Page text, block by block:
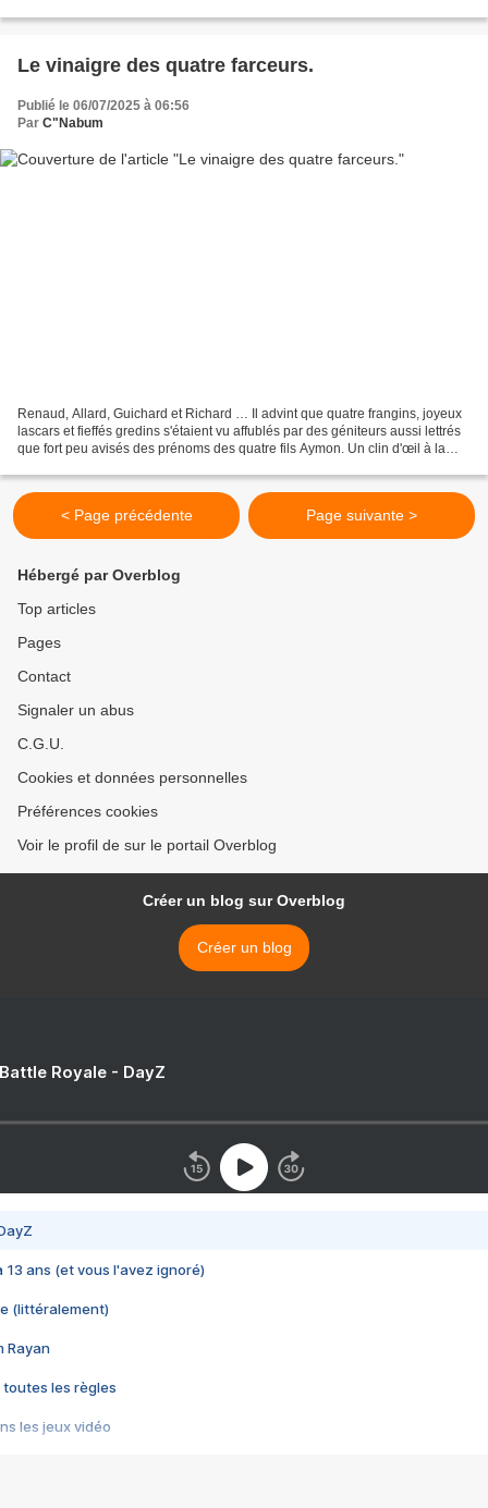
Le vinaigre des quatre farceurs.
Publié le 06/07/2025 à 06:56
Par C"Nabum
Renaud, Allard, Guichard et Richard … Il advint que quatre frangins, joyeux
lascars et fieffés gredins s'étaient vu affublés par des géniteurs aussi lettrés
que fort peu avisés des prénoms des quatre fils Aymon. Un clin d'œil à la
< Page précédente Page suivante >
Hébergé par Overblog
Top articles
Pages
Contact
Signaler un abus
C.G.U.
Cookies et données personnelles
Préférences cookies
Voir le profil de sur le portail Overblog
Créer un blog sur Overblog
Créer un blog
Royale - DayZ
13 ans (et vous l'avez ignoré)
(littéralement)
Rayan
toutes les règles
les jeux vidéo